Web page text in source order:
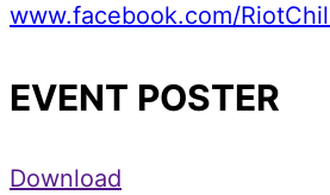
www.facebook.com/
EVENT POSTER
Download